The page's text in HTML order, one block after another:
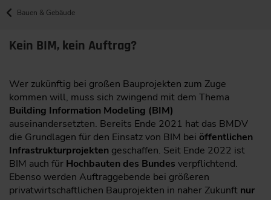
Bauen & Gebäude
Kein BIM, kein Auftrag?
Wer zukünftig bei großen Bauprojekten zum Zuge
kommen will, muss sich zwingend mit dem Thema
Building Information Modeling (BIM)
auseinandersetzten. Bereits Ende 2021 hat das BMDV
die Grundlagen für den Einsatz von BIM bei öffentlichen
Infrastrukturprojekten geschaffen. Seit Ende 2022 ist
BIM auch für Hochbauten des Bundes verpflichtend.
Ebenso werden Auftraggebende bei größeren
privatwirtschaftlichen Bauprojekten in naher Zukunft nur